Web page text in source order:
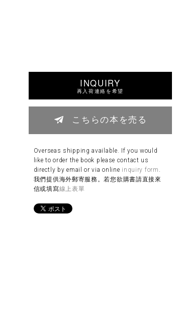
INQUIRY
再入荷連絡を希望
こちらの本を売る
Overseas shipping available. If you would
like to order the book please contact us
directly by email or via online inquiry form .
我們提供海外郵寄服務。若您欲購書請直接來
信或填寫線上表單